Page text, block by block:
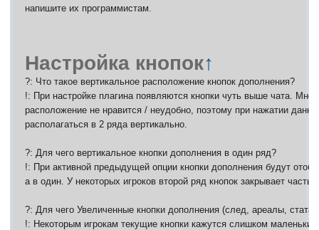
напишите их программистам.
Настройка кнопок↑
?: Что такое вертикальное расположение кнопок дополнения?
!: При настройке плагина появляются кнопки чуть выше чата.
расположение не нравится / неудобно, поэтому при нажатии
располагаться в 2 ряда вертикально.
?: Для чего вертикальное кнопки дополнения в один ряд?
!: При активной предыдущей опции кнопки дополнения будут
а в один. У некоторых игроков второй ряд кнопок закрывает часть
?: Для чего Увеличенные кнопки дополнения (след, ареалы, стата
!: Некоторым игрокам текущие кнопки кажутся слишком